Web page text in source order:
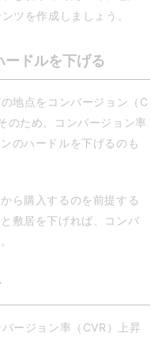
ツを作成しましょう。
ドルを下げる
地点をコンバージョン（C
のため、コンバージョン率
のハードルを下げるのも
ら購入するのを前提する
敷居を下げれば、コンバ
ージョン率（CVR）上昇